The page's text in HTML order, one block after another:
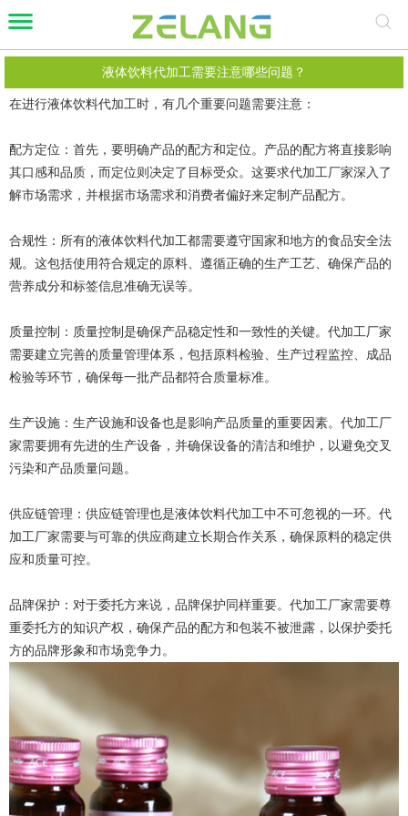
液体饮料代加工需要注意哪些问题？
在进行液体饮料代加工时，有几个重要问题需要注意：
配方定位：首先，要明确产品的配方和定位。产品的配方将直接影响
其口感和品质，而定位则决定了目标受众。这要求代加工厂家深入了
解市场需求，并根据市场需求和消费者偏好来定制产品配方。
合规性：所有的液体饮料代加工都需要遵守国家和地方的食品安全法
规。这包括使用符合规定的原料、遵循正确的生产工艺、确保产品的
营养成分和标签信息准确无误等。
质量控制：质量控制是确保产品稳定性和一致性的关键。代加工厂家
需要建立完善的质量管理体系，包括原料检验、生产过程监控、成品
检验等环节，确保每一批产品都符合质量标准。
生产设施：生产设施和设备也是影响产品质量的重要因素。代加工厂
家需要拥有先进的生产设备，并确保设备的清洁和维护，以避免交叉
污染和产品质量问题。
供应链管理：供应链管理也是液体饮料代加工中不可忽视的一环。代
加工厂家需要与可靠的供应商建立长期合作关系，确保原料的稳定供
应和质量可控。
品牌保护：对于委托方来说，品牌保护同样重要。代加工厂家需要尊
重委托方的知识产权，确保产品的配方和包装不被泄露，以保护委托
方的品牌形象和市场竞争力。